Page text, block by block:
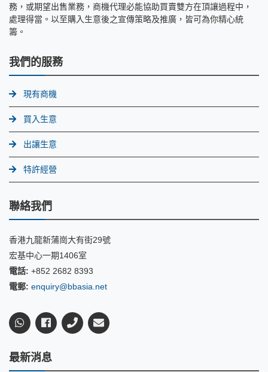
務，或期望出售業務，商機代理必能協助買賣雙方在頂讓過程中，
處理得當。以至購入生意後之宣傳策略及推廣，皆可為你精心統
籌。
我們的服務
現有商機
買入生意
出讓生意
特許經營
聯絡我們
香港九龍新蒲崗大有街29號
宏基中心一期1406室
電話: +852 2682 8393
電郵: enquiry@bbasia.net
最新消息